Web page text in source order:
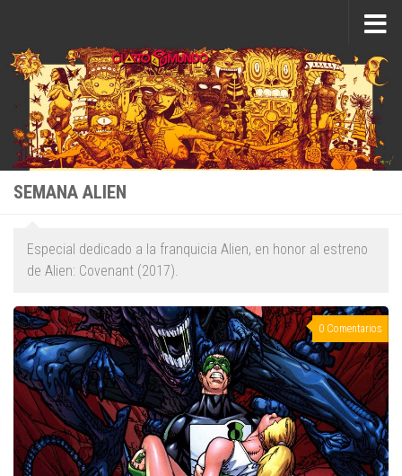
SEMANA ALIEN
Especial dedicado a la franquicia Alien, en honor al estreno
de Alien: Covenant (2017).
0 Comentarios